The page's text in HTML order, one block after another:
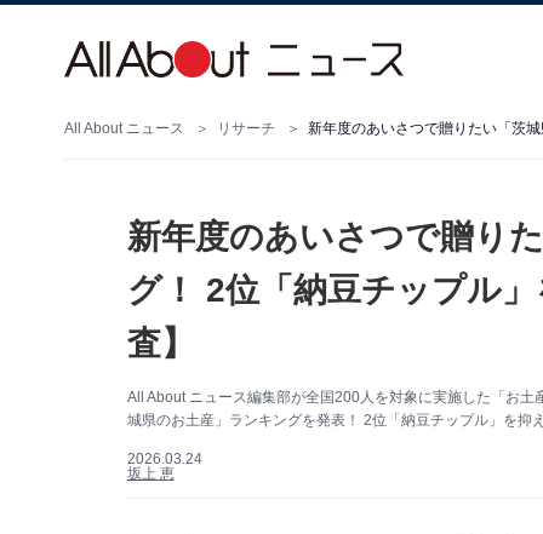
All About ニュース リサーチ
新年度のあいさつで贈り
グ！ 2位「納豆チップル
査】
All About ニュース編集部が全国200人を対象に実施した「お
城県のお土産」ランキングを発表！ 2位「納豆チップル」を
2026.03.24
坂上 恵